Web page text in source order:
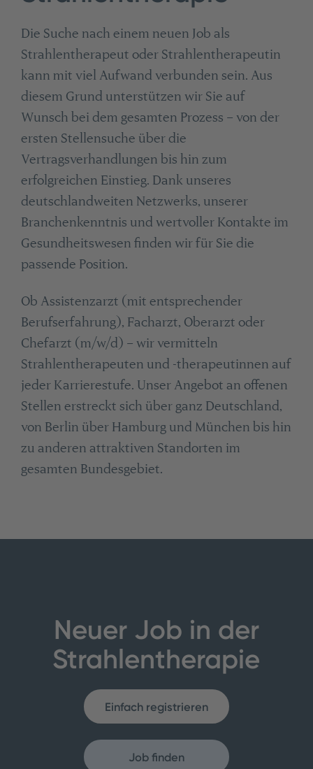
Die Suche nach einem neuen Job als
Strahlentherapeut oder Strahlentherapeutin
kann mit viel Aufwand verbunden sein. Aus
diesem Grund unterstützen wir Sie auf
Wunsch bei dem gesamten Prozess – von der
ersten Stellensuche über die
Vertragsverhandlungen bis hin zum
erfolgreichen Einstieg. Dank unseres
deutschlandweiten Netzwerks, unserer
Branchenkenntnis und wertvoller Kontakte im
Gesundheitswesen finden wir für Sie die
passende Position.
Ob Assistenzarzt (mit entsprechender
Berufserfahrung), Facharzt, Oberarzt oder
Chefarzt (m/w/d) – wir vermitteln
Strahlentherapeuten und -therapeutinnen auf
jeder Karrierestufe. Unser Angebot an offenen
Stellen erstreckt sich über ganz Deutschland,
von Berlin über Hamburg und München bis hin
zu anderen attraktiven Standorten im
gesamten Bundesgebiet.
Neuer Job in der
Strahlentherapie
Einfach registrieren
Job finden